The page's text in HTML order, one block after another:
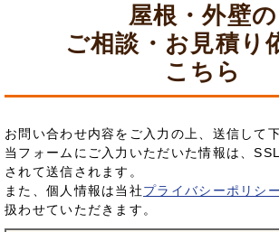
屋根・外壁の
ご相談・お見積り
こちら
お問い合わせ内容をご入力の上、送信して下
当フォームにご入力いただいた情報は、
されて送信されます。
また、個人情報は当社プライバシーポリシー
扱わせていただきます。